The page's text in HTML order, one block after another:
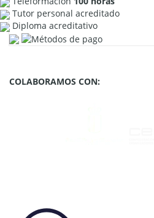
Tutor personal acreditado
Diploma acreditativo
COLABORAMOS CON: